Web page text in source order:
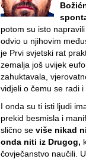
potom su isto
odvio u njihovim
je Prvi svjetski rat
zemalja još uvijek
zahuktavala,
vidjeli o čemu se radi i
I onda su ti isti ljudi
prekid besmisla i
slično se više nikad
onda niti iz Drugog,
čovječanstvo naučili.